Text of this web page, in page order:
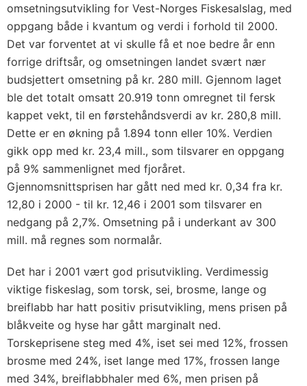
omsetningsutvikling for Vest-Norges Fiskesalslag, med
oppgang både i kvantum og verdi i forhold til 2000.
Det var forventet at vi skulle få et noe bedre år enn
forrige driftsår, og omsetningen landet svært nær
budsjettert omsetning på kr. 280 mill. Gjennom laget
ble det totalt omsatt 20.919 tonn omregnet til fersk
kappet vekt, til en førstehåndsverdi av kr. 280,8 mill.
Dette er en økning på 1.894 tonn eller 10%. Verdien
gikk opp med kr. 23,4 mill., som tilsvarer en oppgang
på 9% sammenlignet med fjoråret.
Gjennomsnittsprisen har gått ned med kr. 0,34 fra kr.
12,80 i 2000 - til kr. 12,46 i 2001 som tilsvarer en
nedgang på 2,7%. Omsetning på i underkant av 300
mill. må regnes som normalår.
Det har i 2001 vært god prisutvikling. Verdimessig
viktige fiskeslag, som torsk, sei, brosme, lange og
breiflabb har hatt positiv prisutvikling, mens prisen på
blåkveite og hyse har gått marginalt ned.
Torskeprisene steg med 4%, iset sei med 12%, frossen
brosme med 24%, iset lange med 17%, frossen lange
med 34%, breiflabbhaler med 6%, men prisen på